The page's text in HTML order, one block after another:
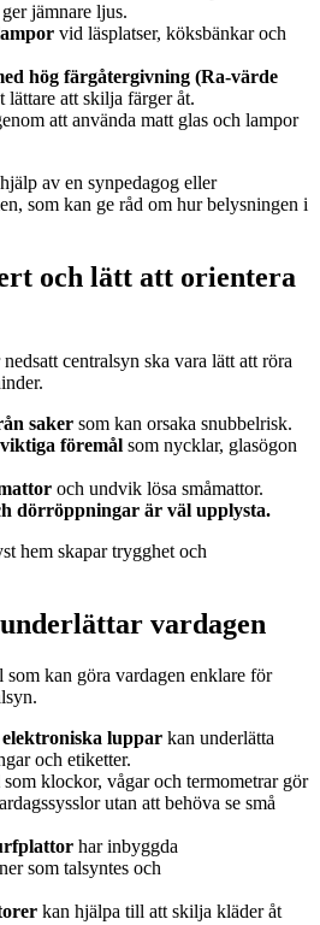
jämnare ljus.
vid läsplatser, köksbänkar och
hög färgåtergivning (Ra-värde
lättare att skilja färger åt.
att använda matt glas och lampor
av en synpedagog eller
som kan ge råd om hur belysningen i
och lätt att orientera
centralsyn ska vara lätt att röra
saker som kan orsaka snubbelrisk.
föremål som nycklar, glasögon
och undvik lösa småmattor.
dörröppningar är väl upplysta.
hem skapar trygghet och
vardagen
kan göra vardagen enklare för
luppar kan underlätta
och etiketter.
som klockor, vågar och termometrar gör
utan att behöva se små
har inbyggda
som talsyntes och
kan hjälpa till att skilja kläder åt